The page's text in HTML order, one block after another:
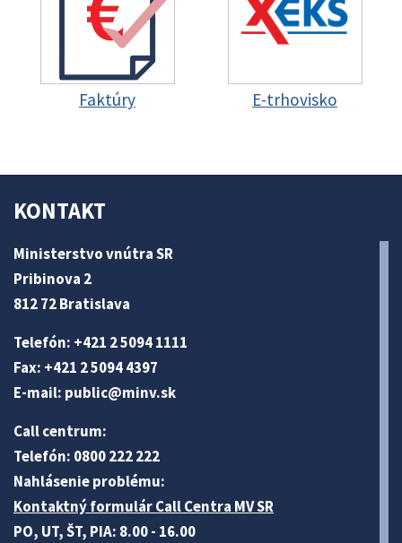
Faktúry E-trhovisko
KONTAKT
Ministerstvo vnútra SR
Pribinova 2
812 72 Bratislava
Telefón: +421 2 5094 1111
Fax: +421 2 5094 4397
E-mail: public@minv.sk
Call centrum:
Telefón: 0800 222 222
Nahlásenie problému:
Kontaktný formulár Call Centra MV SR
PO, UT, ŠT, PIA: 8.00 - 16.00